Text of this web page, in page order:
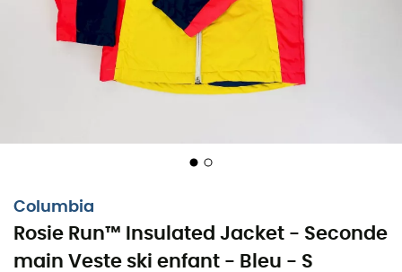
Columbia
Rosie Run™ Insulated Jacket - Seconde
main Veste ski enfant - Bleu - S